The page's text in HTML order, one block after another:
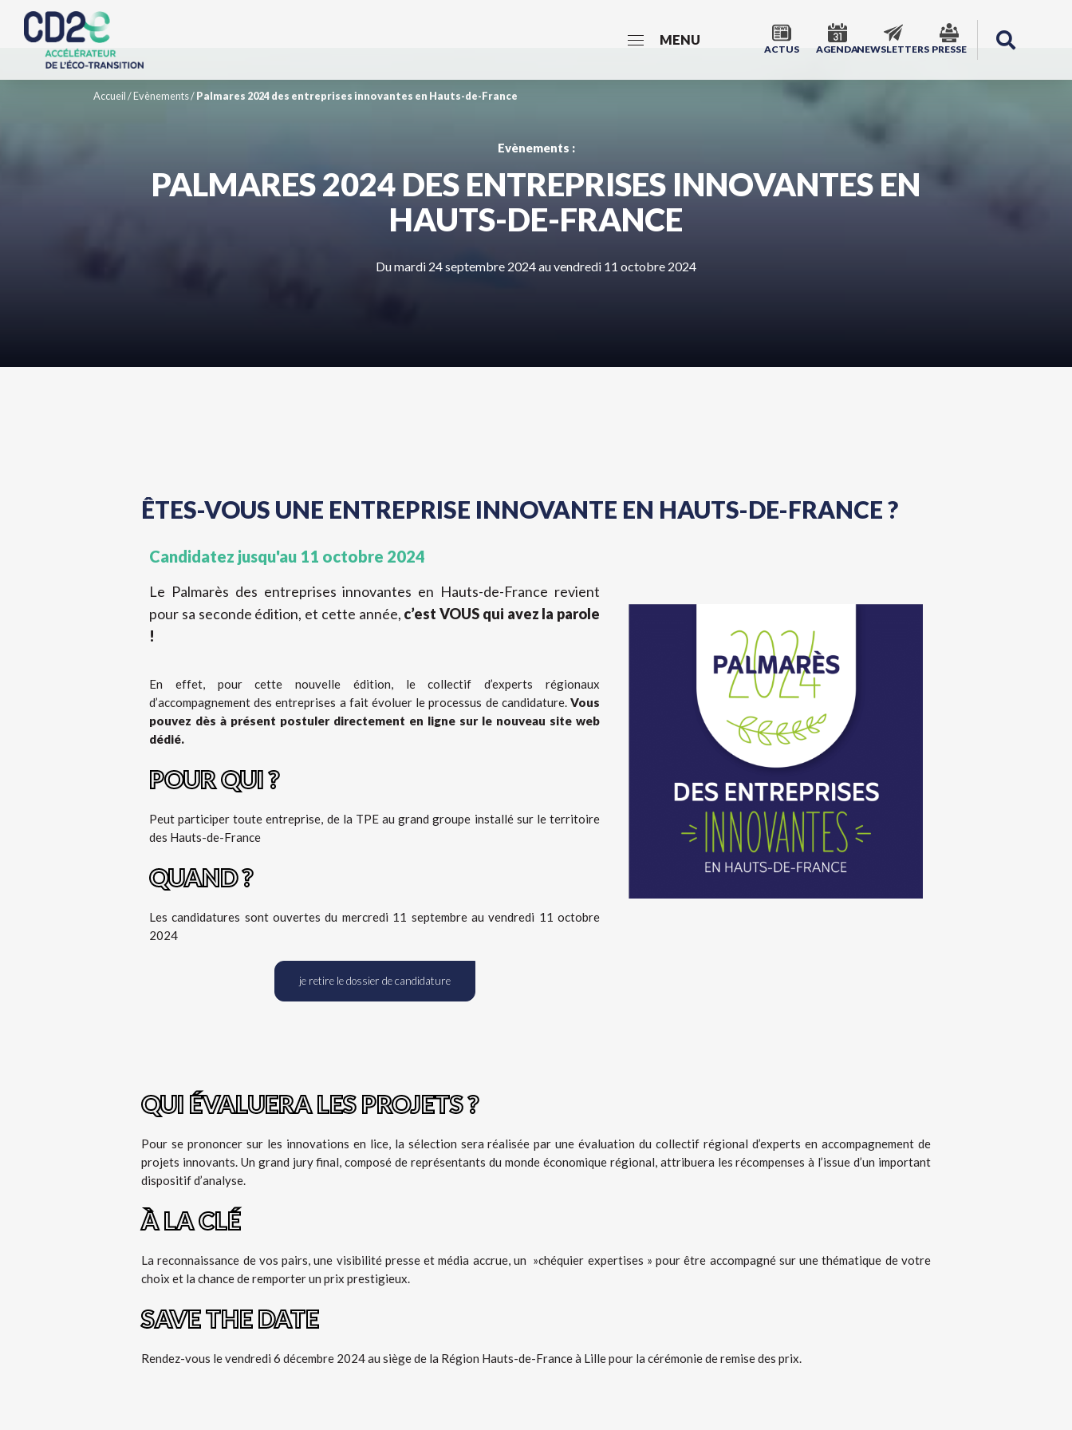
MENU
ACTUS AGENDANEWSLETTERS PRESSE
Accueil/Evènements/Palmares 2024 des entreprises innovantes en Hauts-de-France
Evènements :
PALMARES 2024 DES ENTREPRISES INNOVANTES EN
HAUTS-DE-FRANCE
Du mardi 24 septembre 2024 au vendredi 11 octobre 2024
ÊTES-VOUS UNE ENTREPRISE INNOVANTE EN HAUTS-DE-FRANCE ?
Candidatez jusqu'au 11 octobre 2024
Le Palmarès des entreprises innovantes en Hauts-de-France revient
pour sa seconde édition, et cette année, c’est VOUS qui avez la parole
!
En effet, pour cette nouvelle édition, le collectif d’experts régionaux
d’accompagnement des entreprises a fait évoluer le processus de candidature. Vous
pouvez dès à présent postuler directement en ligne sur le nouveau site web
dédié.
POUR QUI ?
Peut participer toute entreprise, de la TPE au grand groupe installé sur le territoire
des Hauts-de-France
QUAND ?
Les candidatures sont ouvertes du mercredi 11 septembre au vendredi 11 octobre
2024
je retire le dossier de candidature
QUI ÉVALUERA LES PROJETS ?
Pour se prononcer sur les innovations en lice, la sélection sera réalisée par une évaluation du collectif régional d’experts en accompagnement de
projets innovants. Un grand jury final, composé de représentants du monde économique régional, attribuera les récompenses à l’issue d’un important
dispositif d’analyse.
À LA CLÉ
La reconnaissance de vos pairs, une visibilité presse et média accrue, un »chéquier expertises » pour être accompagné sur une thématique de votre
choix et la chance de remporter un prix prestigieux.
SAVE THE DATE
Rendez-vous le vendredi 6 décembre 2024 au siège de la Région Hauts-de-France à Lille pour la cérémonie de remise des prix.